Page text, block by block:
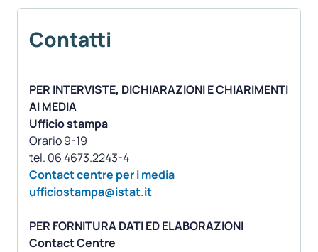
Contatti
PER INTERVISTE, DICHIARAZIONI E CHIARIMENTI
AI MEDIA
Ufficio stampa
Orario 9-19
Contact centre per i media
ufficiostampa@istat.it
PER FORNITURA DATI ED ELABORAZIONI
Contact Centre